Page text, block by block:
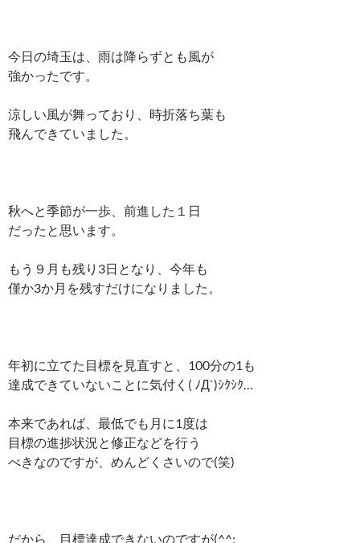
今日の埼玉は、雨は降らずとも風が
強かったです。
涼しい風が舞っており、時折落ち葉も
飛んできていました。
秋へと季節が一歩、前進した１日
だったと思います。
もう９月も残り3日となり、今年も
僅か3か月を残すだけになりました。
年初に立てた目標を見直すと、100分の1も
達成できていないことに気付く( ﾉД`)ｼｸｼｸ…
本来であれば、最低でも月に1度は
目標の進捗状況と修正などを行う
べきなのですが、めんどくさいので(笑)
だから、目標達成できないのですが(^^;